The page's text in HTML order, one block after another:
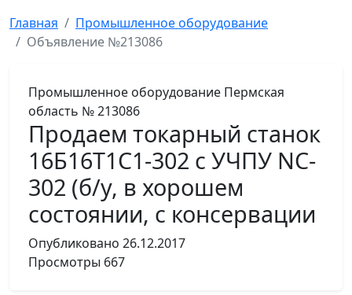
Главная
Промышленное оборудование
Объявление №213086
Промышленное оборудование Пермская
область № 213086
Продаем токарный станок
16Б16T1C1-302 с УЧПУ NC-
302 (б/у, в хорошем
состоянии, с консервации
Опубликовано 26.12.2017
Просмотры 667